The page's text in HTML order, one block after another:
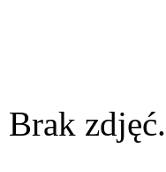
Brak zdjęć.